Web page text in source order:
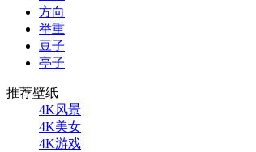
方向
举重
豆子
亭子
推荐壁纸
4K风景
4K美女
4K游戏